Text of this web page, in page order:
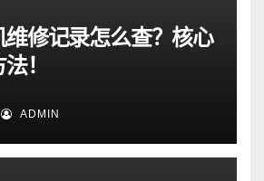
修记录怎么查？核心
！
ADMIN